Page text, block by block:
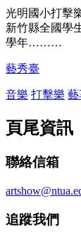
光明國小打擊
新竹縣全國學
學年………
藝秀臺
音樂 打擊樂 藝
頁尾資訊
聯絡信箱
追蹤我們